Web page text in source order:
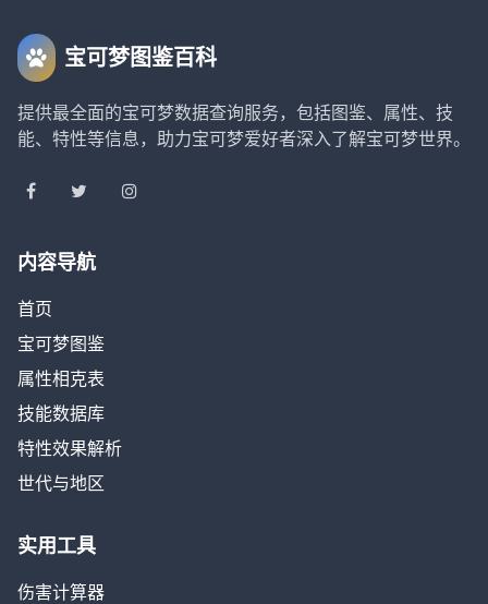
宝可梦图鉴百科
提供最全面的宝可梦数据查询服务，包括图鉴、属性、技
能、特性等信息，助力宝可梦爱好者深入了解宝可梦世界。
内容导航
首页
宝可梦图鉴
属性相克表
技能数据库
特性效果解析
世代与地区
实用工具
伤害计算器